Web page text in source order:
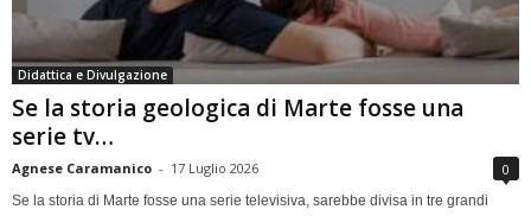
Didattica e Divulgazione
Se la storia geologica di Marte fosse una
serie tv…
Agnese Caramanico - 17 Luglio 2026 0
Se la storia di Marte fosse una serie televisiva, sarebbe divisa in tre grandi